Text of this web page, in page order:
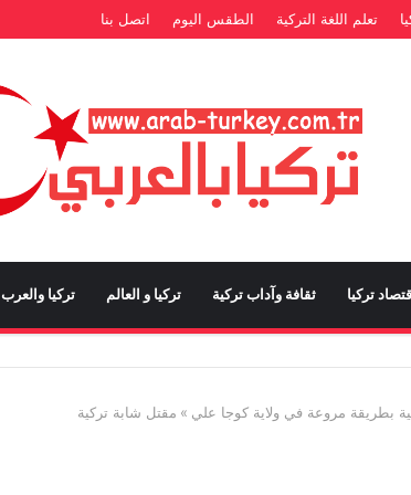
تعلم اللغة التركية الطقس اليوم اتصل بنا
اقتصاد تركيا ثقافة وآداب تركية تركيا و العالم تركيا والعرب
بطريقة مروعة في ولاية كوجا علي » مقتل شابة تركية